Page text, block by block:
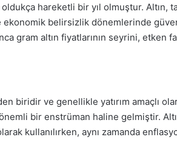
oldukça hareketli bir yıl olmuştur. Altın,
ekonomik belirsizlik dönemlerinde
gram altın fiyatlarının seyrini, etken
biridir ve genellikle yatırım amaçlı
önemli bir enstrüman haline gelmiştir.
kullanılırken, aynı zamanda